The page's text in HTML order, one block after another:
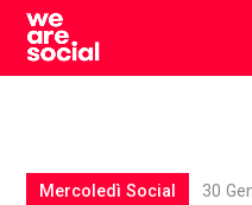
Skip
content
Mercoledì Social 30